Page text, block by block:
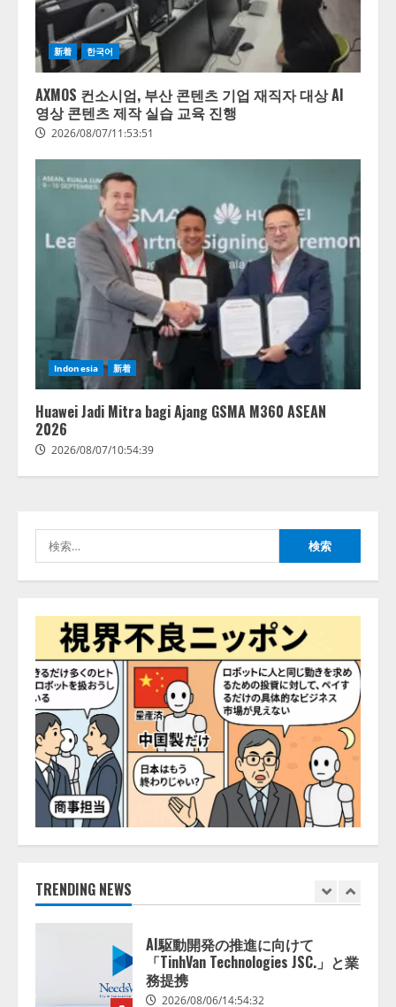
新着 한국어
AXMOS 컨소시엄, 부산 콘텐츠 기업 재직자 대상 AI
영상 콘텐츠 제작 실습 교육 진행
2026/08/07/11:53:51
Indonesia 新着
Huawei Jadi Mitra bagi Ajang GSMA M360 ASEAN
2026
2026/08/07/10:54:39
索:
TRENDING NEWS
AI駆動開発の推進に向けて
「TinhVan Technologies JSC.」と業
務提携
2026/08/06/14:54:32
藤原竜也がAIで組織の改善点を見
抜く！ SKYSEA Client View 新テ
レビCM公開！ 新オプション！ AI
が組織の業務実態を分析し労務改
善を支援。 藤原竜也メイキング
動画公開 「もしAIが自分を分析し
ある」「昨年の夏はカブトムシを
アシストAIテラス、ガバナンス機
供開始
5
務系70事務所×5つのAIで実態調査
を実施
2026/08/06/11:53:44
1
ナレッジワーク、AIエンジニア油
井 誠（@myui）が入社。「セール
スAIエージェントOS」「営業領域
の業界特化LLM」の開発とAI研究
開発をリード
2026/08/07/10:54:31
2
AI駆動開発の推進に向けて
「TinhVan Technologies JSC.」と業
抜く！ SKYSEA Client View 新テ
レビCM公開！ 新オプション！ AI
が組織の業務実態を分析し労務改
善を支援。 藤原竜也メイキング